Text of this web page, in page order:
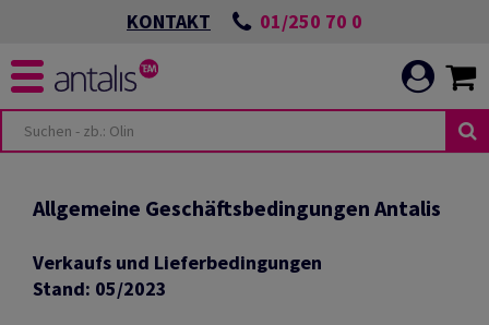
KONTAKT 01/250 70 0
Allgemeine Geschäftsbedingungen Antalis
Verkaufs und Lieferbedingungen
Stand: 05/2023